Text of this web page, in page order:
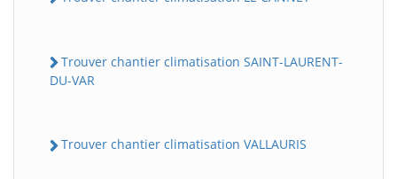
Trouver chantier climatisation SAINT-LAURENT-
DU-VAR
Trouver chantier climatisation VALLAURIS